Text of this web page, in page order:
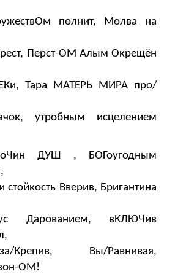
полнит, Молва на
Перст-ОМ Алым Окрещён
Тара МАТЕРЬ МИРА про/
утробным исцелением
ДУШ , БОГоугодным
Вверив, Бригантина
Дарованием, вКЛЮЧив
Крепив, Вы/Равнивая,
ОМ!